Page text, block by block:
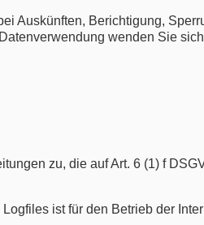
Auskünften, Berichtigung,
wenden Sie
zu, die auf Art. 6 (1) f
ist für den Betrieb der